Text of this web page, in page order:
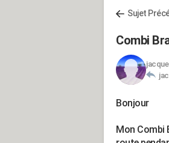
Sujet
Combi
Bonjour
Mon Combi